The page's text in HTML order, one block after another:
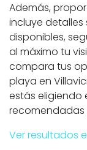
Además,
incluye detalles
disponibles,
al máximo tu
compara tus
playa en
estás eligiendo
Ver resultados